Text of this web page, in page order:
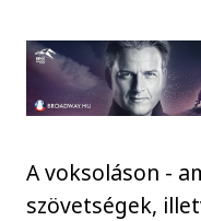
A voksoláson -
szövetségek,